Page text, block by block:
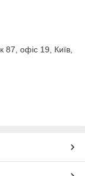
87, офіс 19, Київ,